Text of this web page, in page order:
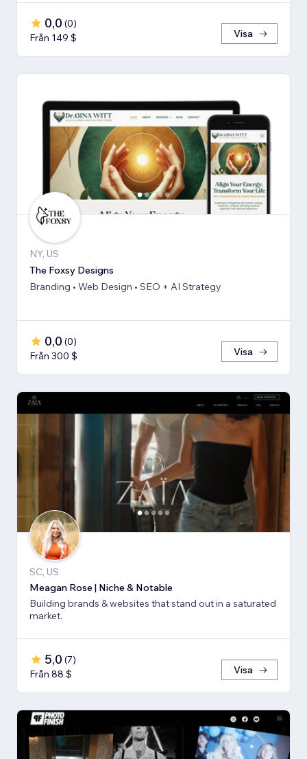
0,0 (0)
Från 149 $
Visa
NY, US
The Foxsy Designs
Branding • Web Design • SEO + AI Strategy
0,0 (0)
Från 300 $
Visa
SC, US
Meagan Rose | Niche & Notable
Building brands & websites that stand out in a saturated
market.
5,0 (7)
Från 88 $
Visa